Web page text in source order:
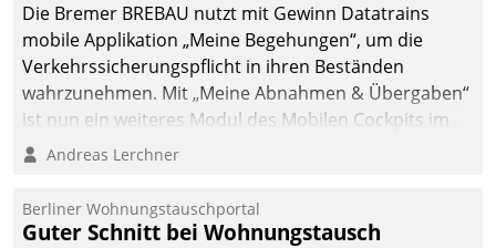
Die Bremer BREBAU nutzt mit Gewinn Datatrains
mobile Applikation „Meine Begehungen“, um die
Verkehrssicherungspflicht in ihren Beständen
wahrzunehmen. Mit „Meine Abnahmen & Übergaben“
ist nun ein weiteres Modul des Mobilen Cockpits im
Einsatz.
Andreas Lerchner
Berliner Wohnungstauschportal
Guter Schnitt bei Wohnungstausch